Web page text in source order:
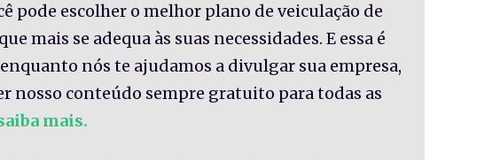
pode escolher o melhor plano de veiculação de
mais se adequa às suas necessidades. E essa é
nós te ajudamos a divulgar sua empresa,
nosso conteúdo sempre gratuito para todas as
mais.